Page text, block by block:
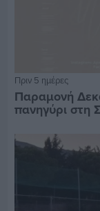
Πριν 5 ημέρες
Παραμονή
πανηγύρι στη